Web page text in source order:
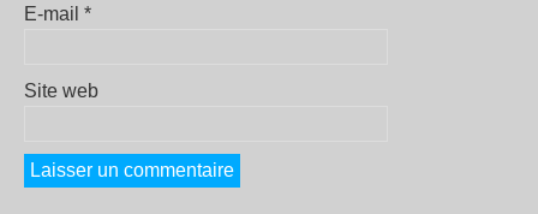
E-mail *
Site web